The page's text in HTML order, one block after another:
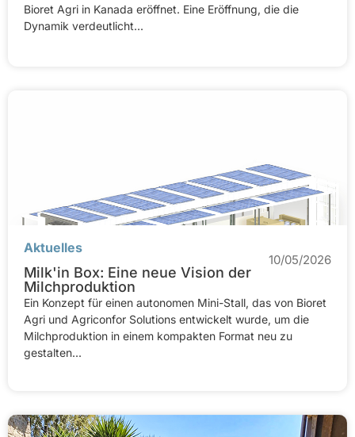
Bioret Agri in Kanada eröffnet. Eine Eröffnung, die die
Dynamik verdeutlicht...
Aktuelles
10/05/2026
Milk'in Box: Eine neue Vision der
Milchproduktion
Ein Konzept für einen autonomen Mini-Stall, das von Bioret
Agri und Agriconfor Solutions entwickelt wurde, um die
Milchproduktion in einem kompakten Format neu zu
gestalten...